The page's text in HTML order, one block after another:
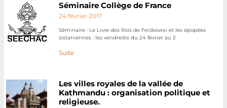
Séminaire Collège de France
24 février 2017
Séminaire : Le Livre des Rois de Ferdxowsi et les épopées
sistaniennes : les vendredis du 24 février au 2
Suite
Les villes royales de la vallée de
Kathmandu : organisation politique et
religieuse.